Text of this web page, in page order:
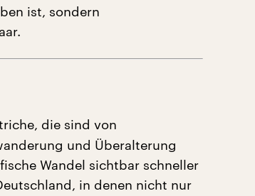
ist, sondern
die sind von
und Überalterung
Wandel sichtbar schneller
in denen nicht nur